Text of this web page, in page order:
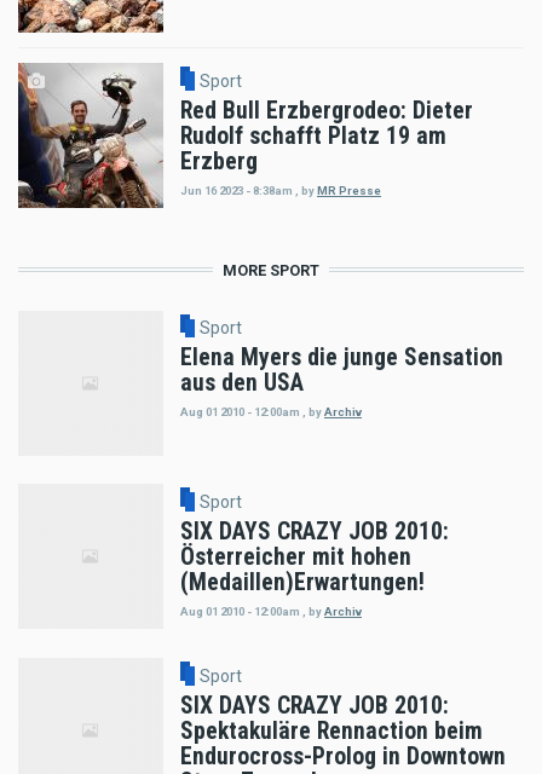
Sport
Red Bull Erzbergrodeo: Dieter
Rudolf schafft Platz 19 am
Erzberg
Jun 16 2023 - 8:38am byMR Presse
MORE SPORT
Sport
Elena Myers die junge Sensation
aus den USA
Aug 01 2010 - 12:00am , byArchiv
Sport
SIX DAYS CRAZY JOB 2010:
Österreicher mit hohen
(Medaillen)Erwartungen!
Aug 01 2010 - 12:00am byArchiv
Sport
SIX DAYS CRAZY JOB 2010:
Spektakuläre Rennaction beim
Endurocross-Prolog in Downtown